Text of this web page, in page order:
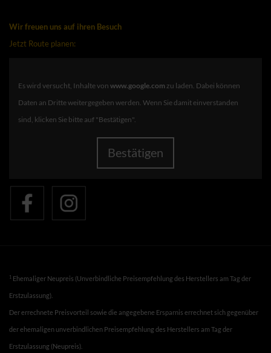
Wir freuen uns auf ihren Besuch
Jetzt Route planen:
Es wird versucht, Inhalte von www.google.com zu laden. Dabei können
Daten an Dritte weitergegeben werden. Wenn Sie damit einverstanden
sind, klicken Sie bitte auf "Bestätigen".
Bestätigen
1 Ehemaliger Neupreis (Unverbindliche Preisempfehlung des Herstellers am Tag der
Erstzulassung).
Der errechnete Preisvorteil sowie die angegebene Ersparnis errechnet sich gegenüber
der ehemaligen unverbindlichen Preisempfehlung des Herstellers am Tag der
Erstzulassung (Neupreis).